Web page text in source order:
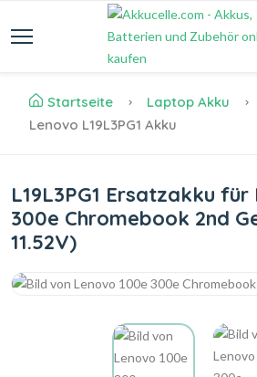
Startseite Laptop Akku
Lenovo L19L3PG1 Akku
L19L3PG1 Ersatzakku
300e Chromebook 2nd
11.52V)